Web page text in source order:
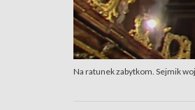
Na ratunek zabytkom. Sejmik